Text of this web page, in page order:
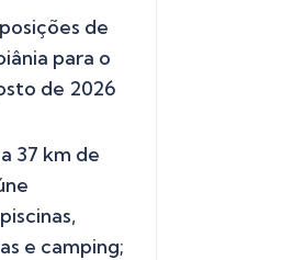
de
para o
de 2026
37 km de
e camping;